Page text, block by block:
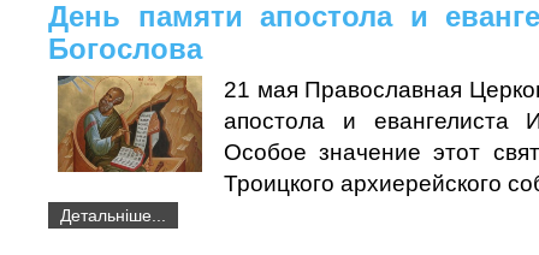
День памяти апостола и
Богослова
21 мая Православная
апостола и евангелиста
Особое значение этот
Троицкого архиерейского
Детальніше...